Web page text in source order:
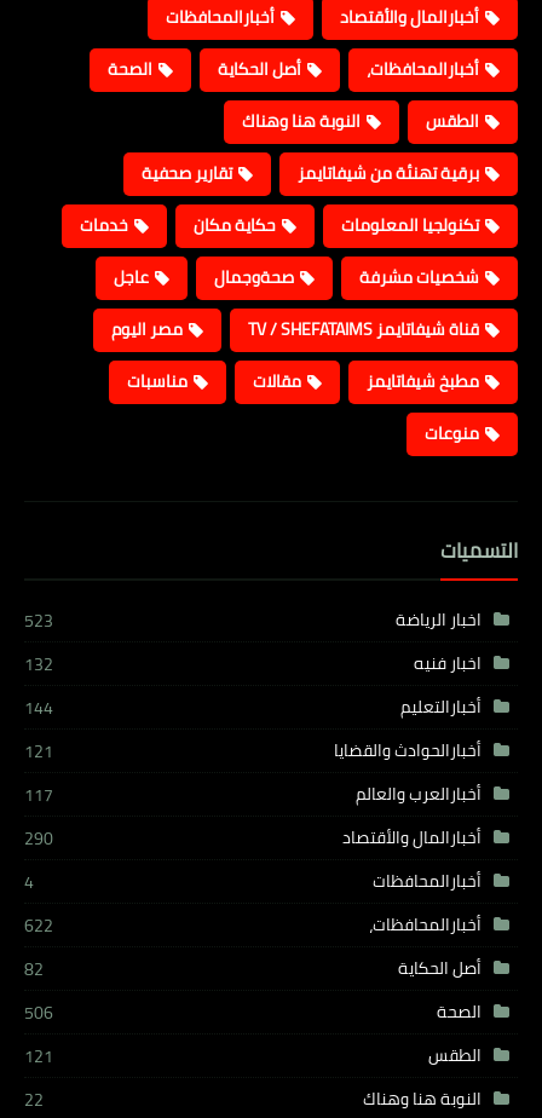
أخبارالمال والأقتصاد
أخبارالمحافظات
أخبارالمحافظات،
أصل الحكاية
الصحة
الطقس
النوبة هنا وهناك
برقية تهنئة من شيفاتايمز
تقارير صحفية
تكنولجيا المعلومات
حكاية مكان
خدمات
شخصيات مشرفة
صحةوجمال
عاجل
قناة شيفاتايمز TV / SHEFATAIMS
مصر اليوم
مطبخ شيفاتايمز
مقالات
مناسبات
منوعات
التسميات
اخبار الرياضة
523
اخبار فنيه
132
أخبارالتعليم
144
أخبارالحوادث والقضايا
121
أخبارالعرب والعالم
117
أخبارالمال والأقتصاد
290
أخبارالمحافظات
4
أخبارالمحافظات،
622
أصل الحكاية
82
الصحة
506
الطقس
121
النوبة هنا وهناك
22